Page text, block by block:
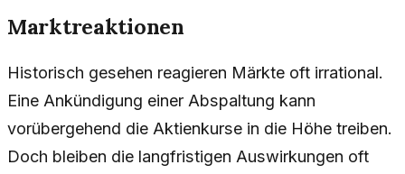
Marktreaktionen
Historisch gesehen reagieren Märkte oft irrational.
Eine Ankündigung einer Abspaltung kann
vorübergehend die Aktienkurse in die Höhe treiben.
Doch bleiben die langfristigen Auswirkungen oft